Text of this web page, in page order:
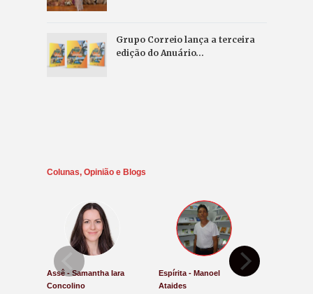
Grupo Correio lança a terceira
edição do Anuário…
Colunas, Opinião e Blogs
Assê - Samantha Iara
Concolino
Espírita - Manoel
Ataides